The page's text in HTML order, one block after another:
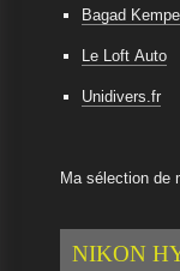
Bagad
Le Loft Auto
Unidivers.fr
Ma sélection de
NIKON